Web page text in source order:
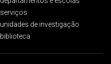
serviços
unidades de investigação
biblioteca